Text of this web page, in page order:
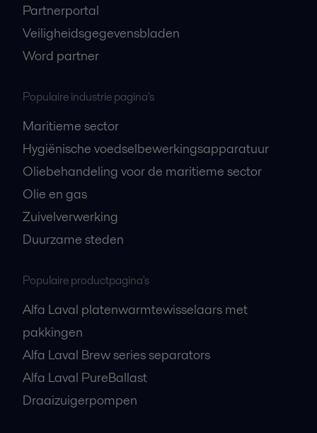
Partnerportal
Veiligheidsgegevensbladen
Word partner
Populaire industrie pagina's
Maritieme sector
Hygiënische voedselbewerkingsapparatuur
Oliebehandeling voor de maritieme sector
Olie en gas
Zuivelverwerking
Duurzame steden
Populaire productpagina's
Alfa Laval platenwarmtewisselaars met
pakkingen
Alfa Laval Brew series separators
Alfa Laval PureBallast
Draaizuigerpompen